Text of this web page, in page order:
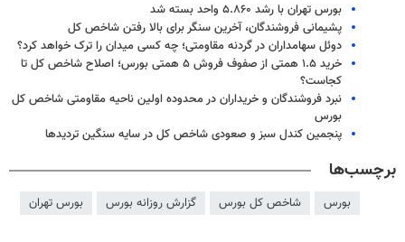
بورس تهران با رشد ۵.۸۶۰ واحد بسته شد
پشیمانی فروشندگان، آخرین سنگر برای بالا رفتن شاخص کل
دوئل سهامداران در گردنه مقاومتی؛ چه کسی میدان را ترک خواهد کرد؟
خرید ۱.۵ همتی از صفوف فروش ۵ همتی بورس؛ اصلاح شاخص کل تا
کجاست؟
نبرد فروشندگان و خریداران در محدوده اولین ناحیه مقاومتی شاخص کل
بورس
پنجمین کندل سبز و صعودی شاخص کل در سایه سنگین تردیدها
برچسب‌ها
بورس شاخص کل بورس گزارش روزانه بورس بورس تهران